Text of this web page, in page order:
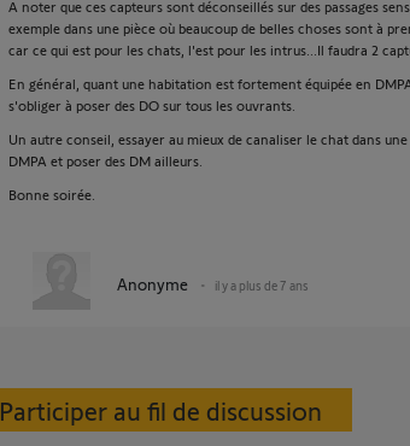
A noter que ces capteurs sont déconseillés sur des passages
exemple dans une pièce où beaucoup de belles choses sont à
car ce qui est pour les chats, l'est pour les intrus...Il faudra 2
En général, quant une habitation est fortement équipée en
s'obliger à poser des DO sur tous les ouvrants.
Un autre conseil, essayer au mieux de canaliser le chat dans
DMPA et poser des DM ailleurs.
Bonne soirée.
Anonyme il y a plus de 7 ans
Participer au fil de discussion